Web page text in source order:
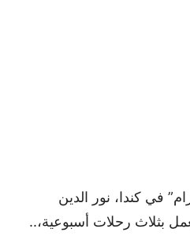
في كندا، نور الدين
بثلاث رحلات أسبوعية،..